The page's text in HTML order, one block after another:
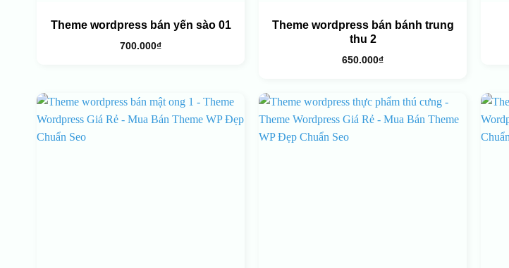
Theme wordpress bán yến sào 01
700.000₫
Theme wordpress bán bánh trung
thu 2
650.000₫